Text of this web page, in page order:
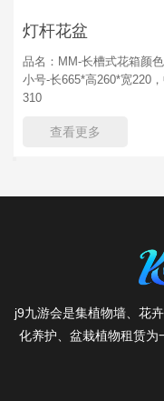
灯杆花盆
品名：MM-长槽式花箱颜
小号-长665*高260*宽220
310
查看更多
j9九游会是集植物墙、花
化养护、盆栽植物租赁为